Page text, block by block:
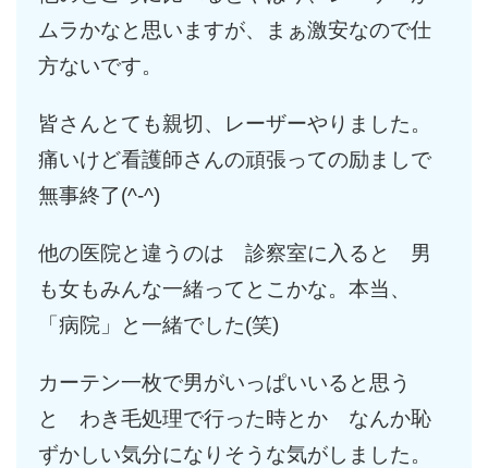
ムラかなと思いますが、まぁ激安なので仕
方ないです。
皆さんとても親切、レーザーやりました。
痛いけど看護師さんの頑張っての励ましで
無事終了(^-^)
他の医院と違うのは 診察室に入ると 男
も女もみんな一緒ってとこかな。本当、
「病院」と一緒でした(笑)
カーテン一枚で男がいっぱいいると思う
と わき毛処理で行った時とか なんか恥
ずかしい気分になりそうな気がしました。